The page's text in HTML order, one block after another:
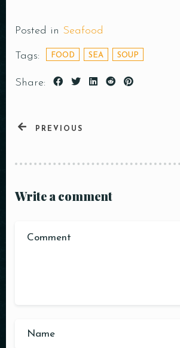
Posted in Seafood
Tags: FOOD SEA SOUP
Share:
PREVIOUS
Write a comment
Tijdstip